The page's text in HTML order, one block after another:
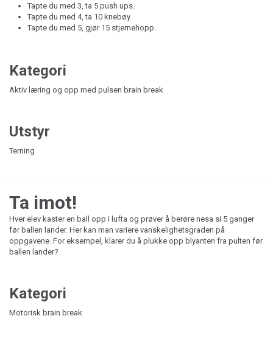
Tapte du med 3, ta 5 push ups.
Tapte du med 4, ta 10 knebøy.
Tapte du med 5, gjør 15 stjernehopp.
Kategori
Aktiv læring og opp med pulsen brain break
Utstyr
Terning
Ta imot!
Hver elev kaster en ball opp i lufta og prøver å berøre nesa si 5 ganger
før ballen lander. Her kan man variere vanskelighetsgraden på
oppgavene. For eksempel, klarer du å plukke opp blyanten fra pulten før
ballen lander?
Kategori
Motorisk brain break